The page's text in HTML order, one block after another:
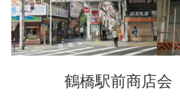
鶴橋駅前商店会